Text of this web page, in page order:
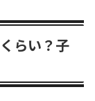
らい？子